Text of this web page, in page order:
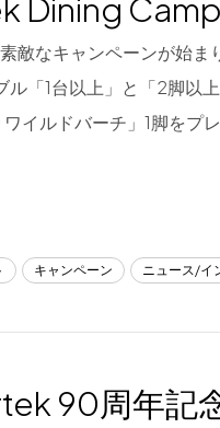
Dining
敵なキャンペーンが始ま
ル「1台以上」と「2脚以
イルドバーチ」1脚をプ
キャンペーン ニュース/イ
90周年記